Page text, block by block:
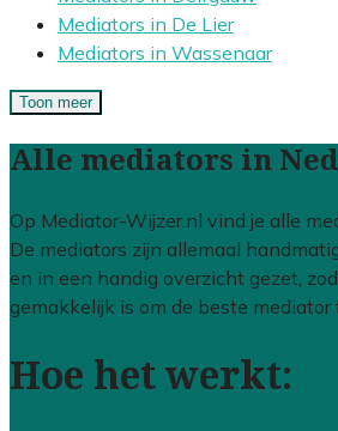
Mediators in De Lier
Mediators in Wassenaar
Toon meer
Alle mediators in
Op Mediator-Wijzer.nl vind je alle
De mediators zijn allemaal
en in een handig overzicht gezet,
gemakkelijk is om de beste mediator
Hoe het werkt: